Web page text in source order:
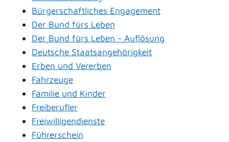
Bürgerschaftliches Engagement
Der Bund fürs Leben
Der Bund fürs Leben - Auflösung
Deutsche Staatsangehörigkeit
Erben und Vererben
Fahrzeuge
Familie und Kinder
Freiberufler
Freiwilligendienste
Führerschein